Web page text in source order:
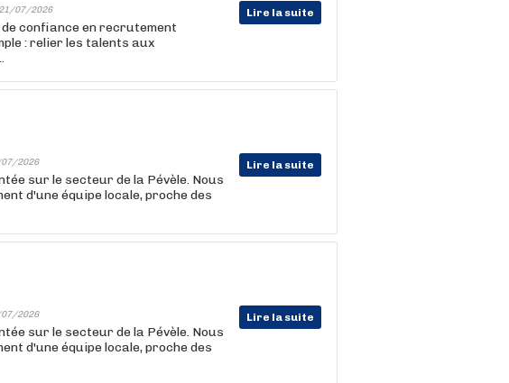
21/07/2026 Lire la suite
confiance en recrutement
: relier les talents aux
2026 Lire la suite
sur le secteur de la Pévèle. Nous
d'une équipe locale, proche des
2026 Lire la suite
sur le secteur de la Pévèle. Nous
d'une équipe locale, proche des